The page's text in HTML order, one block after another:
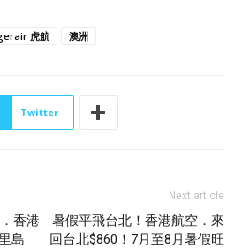
虎航 澳洲
Twitter
香港
島
Next article
暑假平飛台北！香港航空．來
回台北$860！7月至8月暑假旺